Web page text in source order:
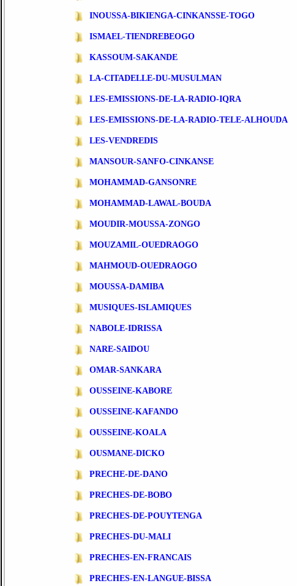
INOUSSA-BIKIENGA-CINKANSSE-TOGO
ISMAEL-TIENDREBEOGO
KASSOUM-SAKANDE
LA-CITADELLE-DU-MUSULMAN
LES-EMISSIONS-DE-LA-RADIO-IQRA
LES-EMISSIONS-DE-LA-RADIO-TELE-ALHOUDA
LES-VENDREDIS
MANSOUR-SANFO-CINKANSE
MOHAMMAD-GANSONRE
MOHAMMAD-LAWAL-BOUDA
MOUDIR-MOUSSA-ZONGO
MOUZAMIL-OUEDRAOGO
MAHMOUD-OUEDRAOGO
MOUSSA-DAMIBA
MUSIQUES-ISLAMIQUES
NABOLE-IDRISSA
NARE-SAIDOU
OMAR-SANKARA
OUSSEINE-KABORE
OUSSEINE-KAFANDO
OUSSEINE-KOALA
OUSMANE-DICKO
PRECHE-DE-DANO
PRECHES-DE-BOBO
PRECHES-DE-POUYTENGA
PRECHES-DU-MALI
PRECHES-EN-FRANCAIS
PRECHES-EN-LANGUE-BISSA